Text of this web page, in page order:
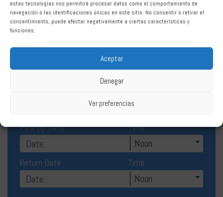
estas tecnologías nos permitirá procesar datos como el comportamiento de
navegación o las identificaciones únicas en este sitio. No consentir o retirar el
consentimiento, puede afectar negativamente a ciertas características y
funciones.
Aceptar
Denegar
Ver preferencias
Car Hire Sotogrande
Pick-Up Date Time
Noon
Return Date Time
Noon